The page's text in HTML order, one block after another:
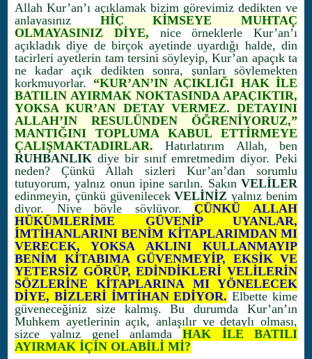
Allah Kur’an’ı açıklamak bizim görevimiz dedikten ve
anlayasınız HİÇ KİMSEYE MUHTAÇ
OLMAYASINIZ DİYE, nice örneklerle Kur’an’ı
açıkladık diye de birçok ayetinde uyardığı halde, din
tacirleri ayetlerin tam tersini söyleyip, Kur’an apaçık ta
ne kadar açık dedikten sonra, şunları söylemekten
korkmuyorlar. “KUR’AN’IN AÇIKLIĞI HAK İLE
BATILIN AYIRMAK NOKTASINDA APAÇIKTIR,
YOKSA KUR’AN DETAY VERMEZ. DETAYINI
ALLAH’IN RESULÜNDEN ÖĞRENİYORUZ,”
MANTIĞINI TOPLUMA KABUL ETTİRMEYE
ÇALIŞMAKTADIRLAR. Hatırlatırım Allah, ben
RUHBANLIK diye bir sınıf emretmedim diyor. Peki
neden? Çünkü Allah sizleri Kur’an’dan sorumlu
tutuyorum, yalnız onun ipine sarılın. Sakın VELİLER
edinmeyin, çünkü güvenilecekVELİNİZ yalnız benim
diyor. Niye böyle söylüyor.ÇÜNKÜ ALLAH
HÜKÜMLERİME GÜVENİP UYANLAR,
İMTİHANLARINI BENİM KİTAPLARIMDAN MI
VERECEK, YOKSA AKLINI KULLANMAYIP
BENİM KİTABIMA GÜVENMEYİP, EKSİK VE
YETERSİZ GÖRÜP, EDİNDİKLERİ VELİLERİN
SÖZLERİNE KİTAPLARINA MI YÖNELECEK
DİYE, BİZLERİ İMTİHAN EDİYOR. Elbette kime
güveneceğiniz size kalmış. Bu durumda Kur’an’ın
Muhkem ayetlerinin açık, anlaşılır ve detaylı olması,
sizce yalnız genel anlamdaHAK İLE BATILI
AYIRMAK İÇİN OLABİLİ Mİ?